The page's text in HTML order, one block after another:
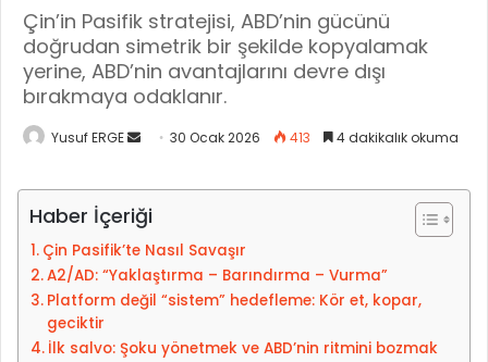
Çin’in Pasifik stratejisi, ABD’nin gücünü
doğrudan simetrik bir şekilde kopyalamak
yerine, ABD’nin avantajlarını devre dışı
bırakmaya odaklanır.
Yusuf ERGE
r
e
-
p
o
t
30 Ocak 2026 413 4 dakikalık okuma
Haber İçeriği
Çin Pasifik’te Nasıl Savaşır
A2/AD: “Yaklaştırma – Barındırma – Vurma”
Platform değil “sistem” hedefleme: Kör et, kopar,
geciktir
İlk salvo: Şoku yönetmek ve ABD’nin ritmini bozmak